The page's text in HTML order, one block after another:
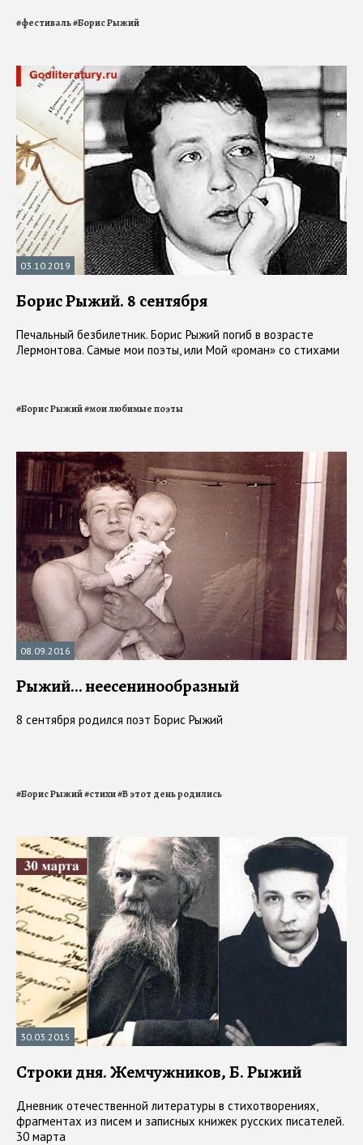
#фестиваль#Борис Рыжий
03.10.2019
Борис Рыжий. 8 сентября
Печальный безбилетник. Борис Рыжий погиб в возрасте
Лермонтова. Самые мои поэты, или Мой «роман» со стихами
#Борис Рыжий#мои любимые поэты
08.09.2016
Рыжий… неесенинообразный
8 сентября родился поэт Борис Рыжий
#Борис Рыжий#стихи#В этот день родились
30.03.2015
Строки дня. Жемчужников, Б. Рыжий
Дневник отечественной литературы в стихотворениях,
фрагментах из писем и записных книжек русских писателей.
30 марта